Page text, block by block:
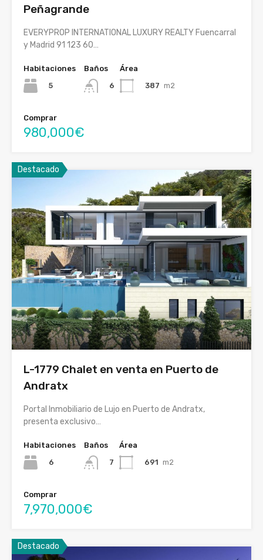
Peñagrande
EVERYPROP INTERNATIONAL LUXURY REALTY Fuencarral
y Madrid 91 123 60…
Habitaciones
5
Baños
6
Área
387 m2
Comprar
980,000€
Destacado
L-1779 Chalet en venta en Puerto de
Andratx
Portal Inmobiliario de Lujo en Puerto de Andratx,
presenta exclusivo…
Habitaciones
6
Baños
7
Área
691 m2
Comprar
7,970,000€
Destacado